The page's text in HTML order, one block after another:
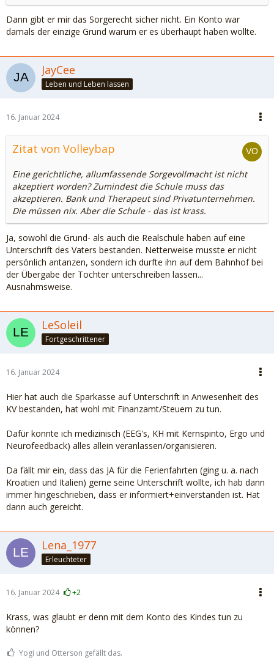
Dann gibt er mir das Sorgerecht sicher nicht. Ein Konto war
damals der einzige Grund warum er es überhaupt haben wollte.
JayCee
Leben und Leben lassen
16. Januar 2024
Zitat von Volleybap
Eine gerichtliche, allumfassende Sorgevollmacht ist nicht
akzeptiert worden? Zumindest die Schule muss das
akzeptieren. Bank und Therapeut sind Privatunternehmen.
Die müssen nix. Aber die Schule - das ist krass.
Ja, sowohl die Grund- als auch die Realschule haben auf eine
Unterschrift des Vaters bestanden. Netterweise musste er nicht
persönlich antanzen, sondern ich durfte ihn auf dem Bahnhof bei
der Übergabe der Tochter unterschreiben lassen...
Ausnahmsweise.
LeSoleil
Fortgeschrittener
16. Januar 2024
Hier hat auch die Sparkasse auf Unterschrift in Anwesenheit des
KV bestanden, hat wohl mit Finanzamt/Steuern zu tun.
Dafür konnte ich medizinisch (EEG's, KH mit Kernspinto, Ergo und
Neurofeedback) alles allein veranlassen/organisieren.
Da fällt mir ein, dass das JA für die Ferienfahrten (ging u. a. nach
Kroatien und Italien) gerne seine Unterschrift wollte, ich hab dann
immer hingeschrieben, dass er informiert+einverstanden ist. Hat
dann auch gereicht.
Lena_1977
Erleuchteter
16. Januar 2024 +2
Krass, was glaubt er denn mit dem Konto des Kindes tun zu
können?
Yogi und Otterson gefällt das.